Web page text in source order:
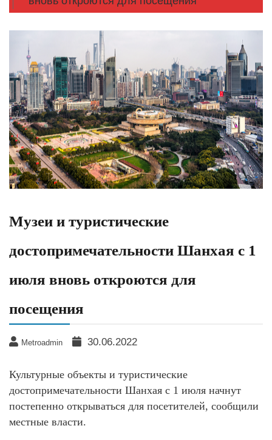
Музеи и туристические
достопримечательности Шанхая с 1
июля вновь откроются для
посещения
Metroadmin 30.06.2022
Культурные объекты и туристические
достопримечательности Шанхая с 1 июля начнут
постепенно открываться для посетителей, сообщили
местные власти.